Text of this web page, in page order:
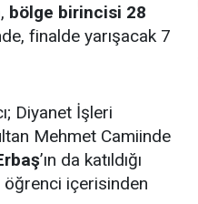
bölge birincisi 28
finalde yarışacak 7
Diyanet İşleri
Mehmet Camiinde
’ın da katıldığı
öğrenci içerisinden